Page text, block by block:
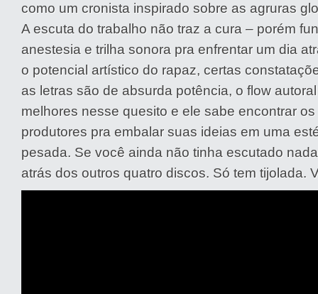
como um cronista inspirado sobre as agruras
A escuta do trabalho não traz a cura – porém
anestesia e trilha sonora pra enfrentar um dia
o potencial artístico do rapaz, certas
as letras são de absurda potência, o flow
melhores nesse quesito e ele sabe encontrar
produtores pra embalar suas ideias em uma
pesada. Se você ainda não tinha escutado
atrás dos outros quatro discos. Só tem tijolada.